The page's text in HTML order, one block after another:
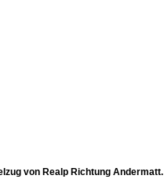
von Realp Richtung Andermatt.